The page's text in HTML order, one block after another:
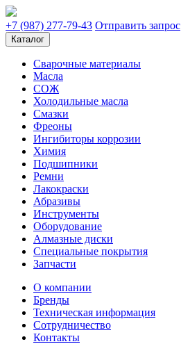
+7 (987) 277-79-43 Отправить запрос
Каталог
Сварочные материалы
Масла
СОЖ
Холодильные масла
Смазки
Фреоны
Ингибиторы коррозии
Химия
Подшипники
Ремни
Лакокраски
Абразивы
Инструменты
Оборудование
Алмазные диски
Специальные покрытия
Запчасти
О компании
Бренды
Техническая информация
Сотрудничество
Контакты